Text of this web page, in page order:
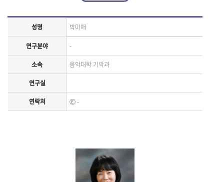
성명 박미애
연구분야 -
소속 음악대학 기악과
연구실
연락처 Ⓔ-